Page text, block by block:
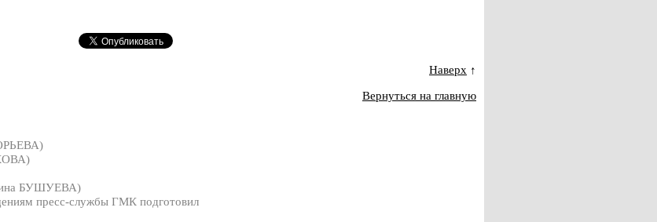
БУШУЕВА)
пресс-службы ГМК подготовил
Наверх ↑
Вернуться на главную